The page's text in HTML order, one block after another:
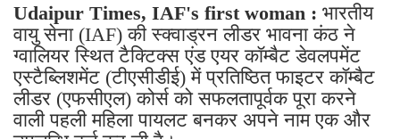
Udaipur Times, IAF's first woman : भारतीय
वायु सेना (IAF) की स्क्वाड्रन लीडर भावना कंठ ने
ग्वालियर स्थित टैक्टिक्स एंड एयर कॉम्बैट डेवलपमेंट
एस्टैब्लिशमेंट (टीएसीडीई) में प्रतिष्ठित फाइटर कॉम्बैट
लीडर (एफसीएल) कोर्स को सफलतापूर्वक पूरा करने
वाली पहली महिला पायलट बनकर अपने नाम एक और